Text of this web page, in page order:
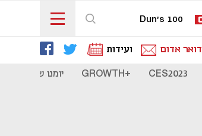
Dun's 100
דואר אדום ועידות
CES2023
+GROWTH יומנו של